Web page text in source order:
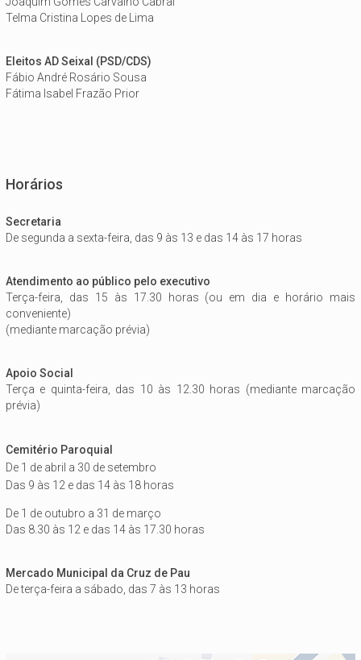
Telma Cristina Lopes de Lima
Eleitos AD Seixal (PSD/CDS)
Fábio André Rosário Sousa
Fátima Isabel Frazão Prior
Horários
Secretaria
De segunda a sexta-feira, das 9 às 13 e das 14 às 17 horas
Atendimento ao público pelo executivo
Terça-feira, das 15 às 17.30 horas (ou em dia e horário mais
conveniente)
(mediante marcação prévia)
Apoio Social
Terça e quinta-feira, das 10 às 12.30 horas (mediante marcação
prévia)
Cemitério Paroquial
De 1 de abril a 30 de setembro
Das 9 às 12 e das 14 às 18 horas
De 1 de outubro a 31 de março
Das 8.30 às 12 e das 14 às 17.30 horas
Mercado Municipal da Cruz de Pau
De terça-feira a sábado, das 7 às 13 horas